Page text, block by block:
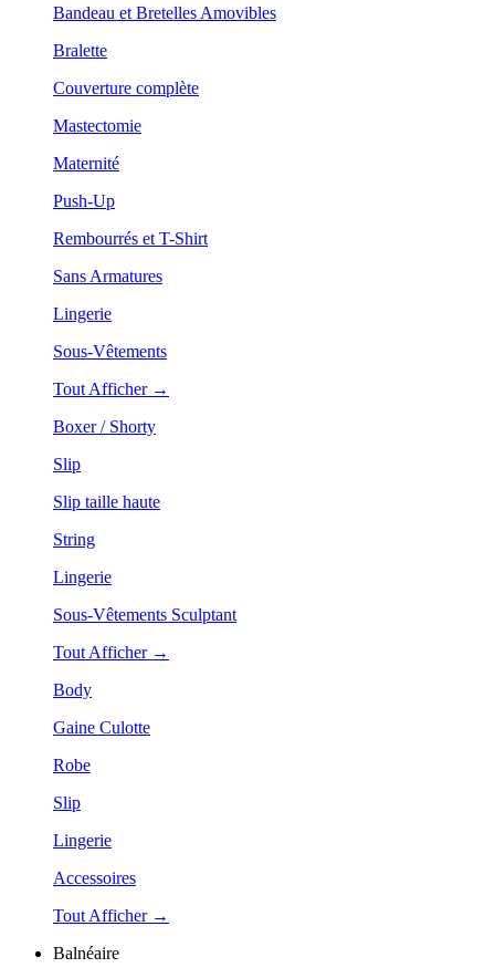
Bandeau et Bretelles Amovibles
Bralette
Couverture complète
Mastectomie
Maternité
Push-Up
Rembourrés et T-Shirt
Sans Armatures
Lingerie
Sous-Vêtements
Tout Afficher →
Boxer / Shorty
Slip
Slip taille haute
String
Lingerie
Sous-Vêtements Sculptant
Tout Afficher →
Body
Gaine Culotte
Robe
Slip
Lingerie
Accessoires
Tout Afficher →
Balnéaire